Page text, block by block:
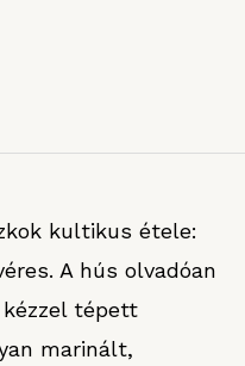
kultikus étele:
A hús olvadóan
kézzel tépett
marinált,